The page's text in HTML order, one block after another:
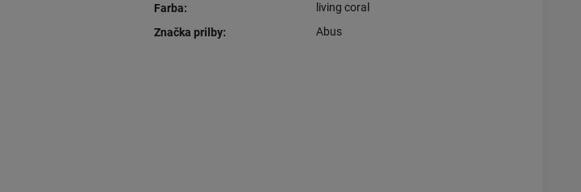
Farba:
living coral
Značka prilby: Abus